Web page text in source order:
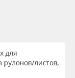
для
рулонов/листов,